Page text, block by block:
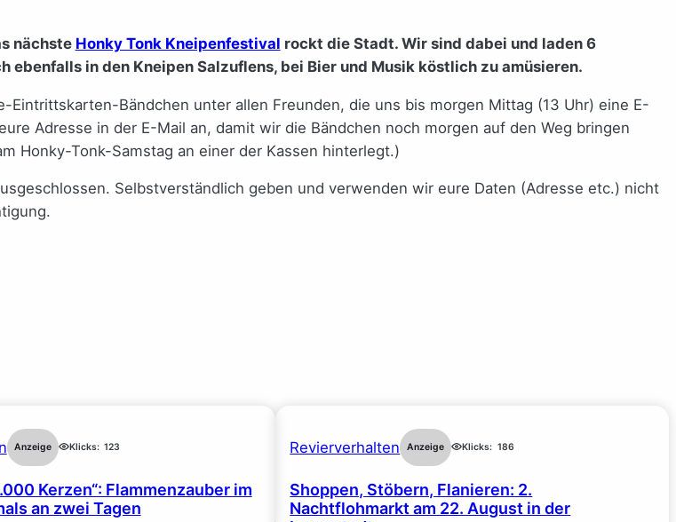
nächste Honky Tonk Kneipenfestival rockt die Stadt. Wir sind dabei und laden 6
ebenfalls in den Kneipen Salzuflens, bei Bier und Musik köstlich zu amüsieren.
Eintrittskarten-Bändchen unter allen Freunden, die uns bis morgen Mittag (13 Uhr) eine E-
Adresse in der E-Mail an, damit wir die Bändchen noch morgen auf den Weg bringen
Honky-Tonk-Samstag an einer der Kassen hinterlegt.)
Selbstverständlich geben und verwenden wir eure Daten (Adresse etc.) nicht
Anzeige Klicks: 123
Kerzen“: Flammenzauber im
an zwei Tagen
Revierverhalten Anzeige Klicks: 186
Shoppen, Stöbern, Flanieren: 2.
Nachtflohmarkt am 22. August in der